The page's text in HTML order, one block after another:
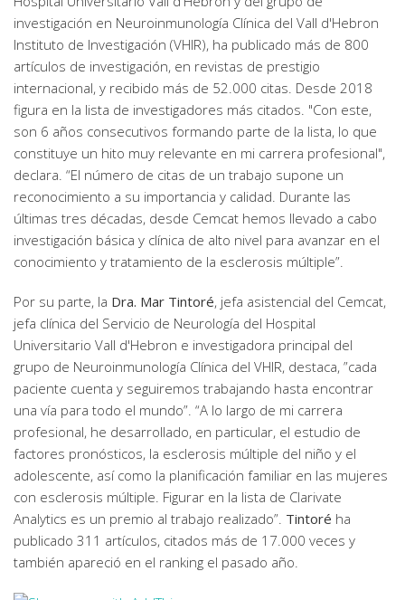
investigación en Neuroinmunología Clínica del Vall d'Hebron
Instituto de Investigación (VHIR), ha publicado más de 800
artículos de investigación, en revistas de prestigio
internacional, y recibido más de 52.000 citas. Desde 2018
figura en la lista de investigadores más citados. "Con este,
son 6 años consecutivos formando parte de la lista, lo que
constituye un hito muy relevante en mi carrera profesional",
declara. “El número de citas de un trabajo supone un
reconocimiento a su importancia y calidad. Durante las
últimas tres décadas, desde Cemcat hemos llevado a cabo
investigación básica y clínica de alto nivel para avanzar en el
conocimiento y tratamiento de la esclerosis múltiple”.
Por su parte, la Dra. Mar Tintoré, jefa asistencial del Cemcat,
jefa clínica del Servicio de Neurología del Hospital
Universitario Vall d'Hebron e investigadora principal del
grupo de Neuroinmunología Clínica del VHIR, destaca, ”cada
paciente cuenta y seguiremos trabajando hasta encontrar
una vía para todo el mundo”. “A lo largo de mi carrera
profesional, he desarrollado, en particular, el estudio de
factores pronósticos, la esclerosis múltiple del niño y el
adolescente, así como la planificación familiar en las mujeres
con esclerosis múltiple. Figurar en la lista de Clarivate
Analytics es un premio al trabajo realizado”. Tintoré ha
publicado 311 artículos, citados más de 17.000 veces y
también apareció en el ranking el pasado año.